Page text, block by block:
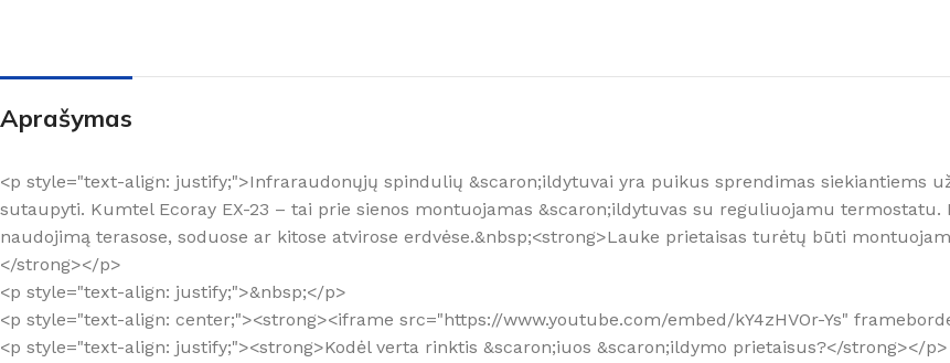
Aprašymas
<p style="text-align: justify;">Infraraudonųjų spindulių &scaron;ildytuvai yra puikus sprendimas siekiantiems
sutaupyti. Kumtel Ecoray EX-23 – tai prie sienos montuojamas &scaron;ildytuvas su reguliuojamu
naudojimą terasose, soduose ar kitose atvirose erdvėse.&nbsp;<strong>Lauke prietaisas turėtų būti
</strong></p>
<p style="text-align: justify;">&nbsp;</p>
<p style="text-align: center;"><strong><iframe src="https://www.youtube.com/embed/kY4zHVOr-Ys"
<p style="text-align: justify;"><strong>Kodėl verta rinktis &scaron;iuos &scaron;ildymo prietaisus?</strong></p>